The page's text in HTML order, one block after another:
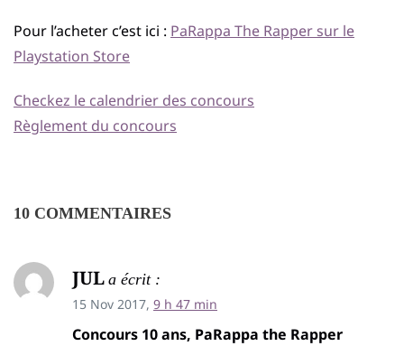
Pour l’acheter c’est ici : PaRappa The Rapper sur le
Playstation Store
Checkez le calendrier des concours
Règlement du concours
10 COMMENTAIRES
JUL a écrit :
15 Nov 2017, 9 h 47 min
Concours 10 ans, PaRappa the Rapper